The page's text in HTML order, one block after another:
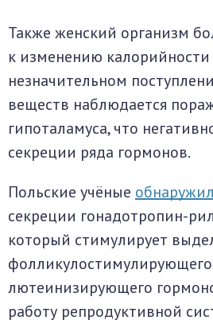
Также женский организм
к изменению
незначительном
веществ наблюдается
гипоталамуса, что
секреции ряда гормонов.
Польские учёные
секреции гонадотропин-
который стимулирует
лютеинизирующего
работу репродуктивной